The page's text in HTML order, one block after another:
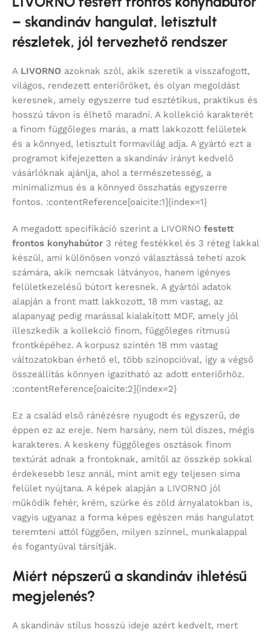
– skandináv hangulat, letisztult
részletek, jól tervezhető rendszer
A LIVORNO azoknak szól, akik szeretik a visszafogott,
világos, rendezett enteriőröket, és olyan megoldást
keresnek, amely egyszerre tud esztétikus, praktikus és
hosszú távon is élhető maradni. A kollekció karakterét
a finom függőleges marás, a matt lakkozott felületek
és a könnyed, letisztult formavilág adja. A gyártó ezt a
programot kifejezetten a skandináv irányt kedvelő
vásárlóknak ajánlja, ahol a természetesség, a
minimalizmus és a könnyed összhatás egyszerre
fontos. :contentReference[oaicite:1]{index=1}
A megadott specifikáció szerint a LIVORNO festett
frontos konyhabútor 3 réteg festékkel és 3 réteg lakkal
készül, ami különösen vonzó választássá teheti azok
számára, akik nemcsak látványos, hanem igényes
felületkezelésű bútort keresnek. A gyártói adatok
alapján a front matt lakkozott, 18 mm vastag, az
alapanyag pedig marással kialakított MDF, amely jól
illeszkedik a kollekció finom, függőleges ritmusú
frontképéhez. A korpusz szintén 18 mm vastag
változatokban érhető el, több színopcióval, így a végső
összeállítás könnyen igazítható az adott enteriőrhöz.
:contentReference[oaicite:2]{index=2}
Ez a család első ránézésre nyugodt és egyszerű, de
éppen ez az ereje. Nem harsány, nem túl díszes, mégis
karakteres. A keskeny függőleges osztások finom
textúrát adnak a frontoknak, amitől az összkép sokkal
érdekesebb lesz annál, mint amit egy teljesen sima
felület nyújtana. A képek alapján a LIVORNO jól
működik fehér, krém, szürke és zöld árnyalatokban is,
vagyis ugyanaz a forma képes egészen más hangulatot
teremteni attól függően, milyen színnel, munkalappal
és fogantyúval társítják.
Miért népszerű a skandináv ihletésű
megjelenés?
A skandináv stílus hosszú ideje azért kedvelt, mert